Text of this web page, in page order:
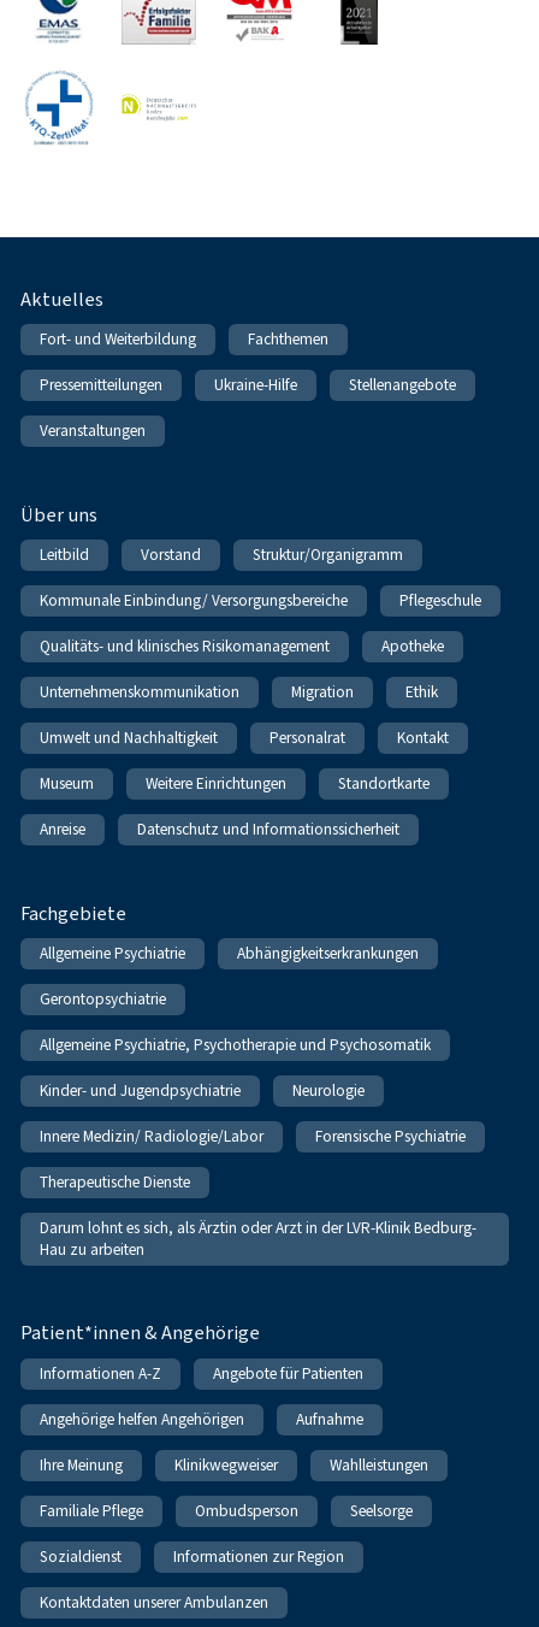
Fußnavigation
Aktuelles
Fort- und Weiterbildung Fachthemen
Pressemitteilungen Ukraine-Hilfe Stellenangebote
Veranstaltungen
Über uns
Leitbild Vorstand Struktur/Organigramm
Kommunale Einbindung/ Versorgungsbereiche Pflegeschule
Qualitäts- und klinisches Risikomanagement Apotheke
Unternehmenskommunikation Migration Ethik
Umwelt und Nachhaltigkeit Personalrat Kontakt
Museum Weitere Einrichtungen Standortkarte
Anreise Datenschutz und Informationssicherheit
Fachgebiete
Allgemeine Psychiatrie Abhängigkeitserkrankungen
Gerontopsychiatrie
Allgemeine Psychiatrie, Psychotherapie und Psychosomatik
Kinder- und Jugendpsychiatrie Neurologie
Innere Medizin/ Radiologie/Labor Forensische Psychiatrie
Therapeutische Dienste
Darum lohnt es sich, als Ärztin oder Arzt in der LVR-Klinik Bedburg-
Hau zu arbeiten
Patient*innen & Angehörige
Informationen A-Z Angebote für Patienten
Angehörige helfen Angehörigen Aufnahme
Ihre Meinung Klinikwegweiser Wahlleistungen
Familiale Pflege Ombudsperson Seelsorge
Sozialdienst Informationen zur Region
Kontaktdaten unserer Ambulanzen